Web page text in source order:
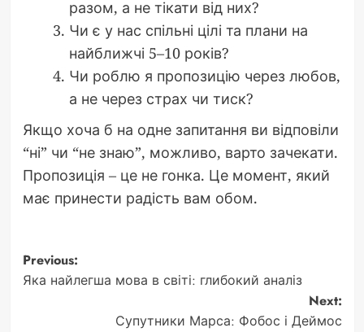
разом, а не тікати від них?
Чи є у нас спільні цілі та плани на
найближчі 5–10 років?
Чи роблю я пропозицію через любов,
а не через страх чи тиск?
Якщо хоча б на одне запитання ви відповіли
“ні” чи “не знаю”, можливо, варто зачекати.
Пропозиція – це не гонка. Це момент, який
має принести радість вам обом.
Post
navigation
Previous:
Яка найлегша мова в світі: глибокий аналіз
Next:
Супутники Марса: Фобос і Деймос